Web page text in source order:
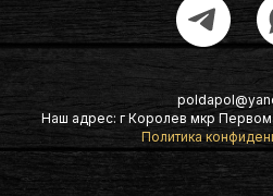
Наш адрес: г Королев мкр
Политика